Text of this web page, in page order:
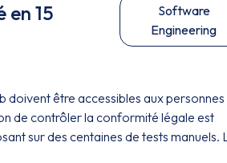
en 15
Software
Engineering
doivent être accessibles aux personnes
de contrôler la conformité légale est
sur des centaines de tests manuels.